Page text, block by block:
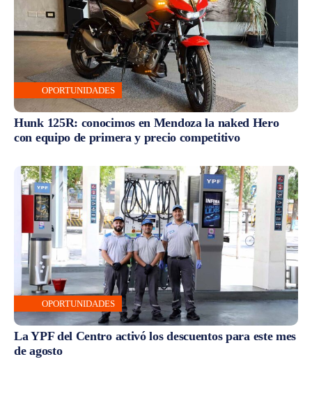
OPORTUNIDADES
Hunk 125R: conocimos en Mendoza la naked Hero
con equipo de primera y precio competitivo
OPORTUNIDADES
La YPF del Centro activó los descuentos para este mes
de agosto